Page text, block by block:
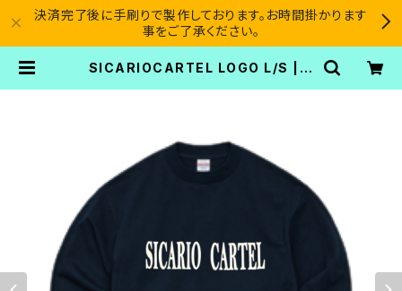
決済完了後に手刷りで製作しております。お時間掛かります
事をご了承ください。
SICARIOCARTEL LOGO L/S | S